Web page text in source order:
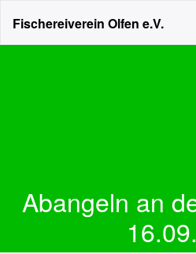
Fischereiverein Olfen e.V.
Abangeln an